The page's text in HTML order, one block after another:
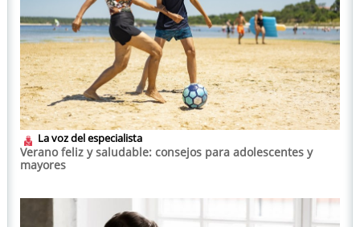
La voz del especialista
Verano feliz y saludable: consejos para adolescentes y
mayores